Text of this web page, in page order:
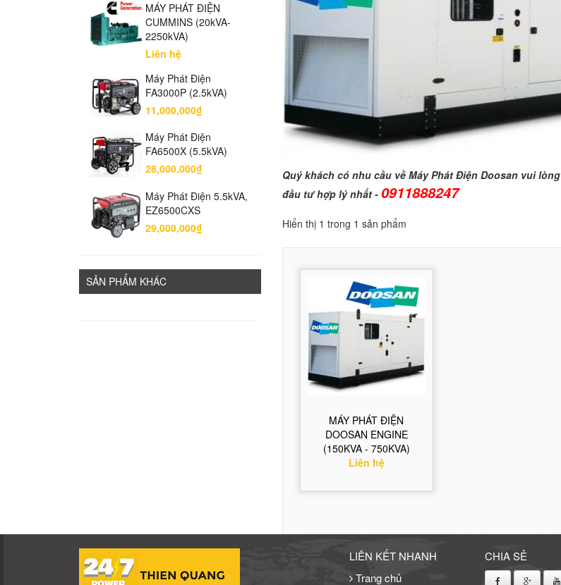
Quý khách có nhu cầu về Máy Phát Điện Doosan vui lòng
đầu tư hợp lý nhất - 0911888247
Hiển thị 1 trong 1 sản phẩm
MÁY PHÁT ĐIỆN
DOOSAN ENGINE
(150KVA - 750KVA)
Liên hệ
MÁY PHÁT ĐIỆN
CUMMINS (20kVA-
2250kVA)
Liên hệ
Máy Phát Điện
FA3000P (2.5kVA)
11,000,000₫
Máy Phát Điện
FA6500X (5.5kVA)
28,000,000₫
Máy Phát Điện 5.5kVA,
EZ6500CXS
29,000,000₫
SẢN PHẨM KHÁC
LIÊN KẾT NHANH
Trang chủ
CHIA SẺ